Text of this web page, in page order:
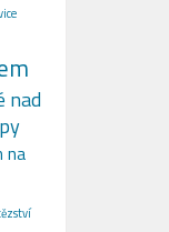
nad
na